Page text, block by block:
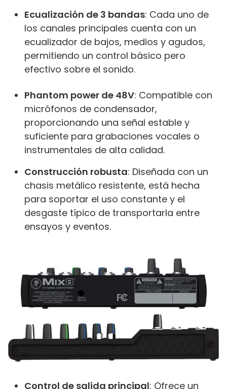
Ecualización de 3 bandas: Cada uno de
los canales principales cuenta con un
ecualizador de bajos, medios y agudos,
permitiendo un control básico pero
efectivo sobre el sonido.
Phantom power de 48V: Compatible con
micrófonos de condensador,
proporcionando una señal estable y
suficiente para grabaciones vocales o
instrumentales de alta calidad.
Construcción robusta: Diseñada con un
chasis metálico resistente, está hecha
para soportar el uso constante y el
desgaste típico de transportarla entre
ensayos y eventos.
Control de salida principal: Ofrece un